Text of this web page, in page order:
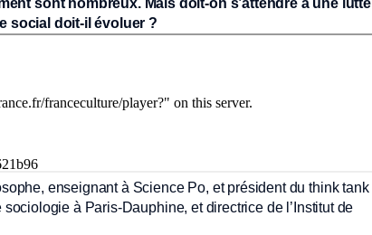
sont nombreux. Mais doit-on s’attendre à une lutte
social doit-il évoluer ?
enseignant à Science Po, et président du think tank
à Paris-Dauphine, et directrice de l’Institut de